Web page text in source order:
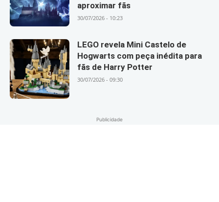
aproximar fãs
30/07/2026 - 10:23
LEGO revela Mini Castelo de
Hogwarts com peça inédita para
fãs de Harry Potter
30/07/2026 - 09:30
Publicidade